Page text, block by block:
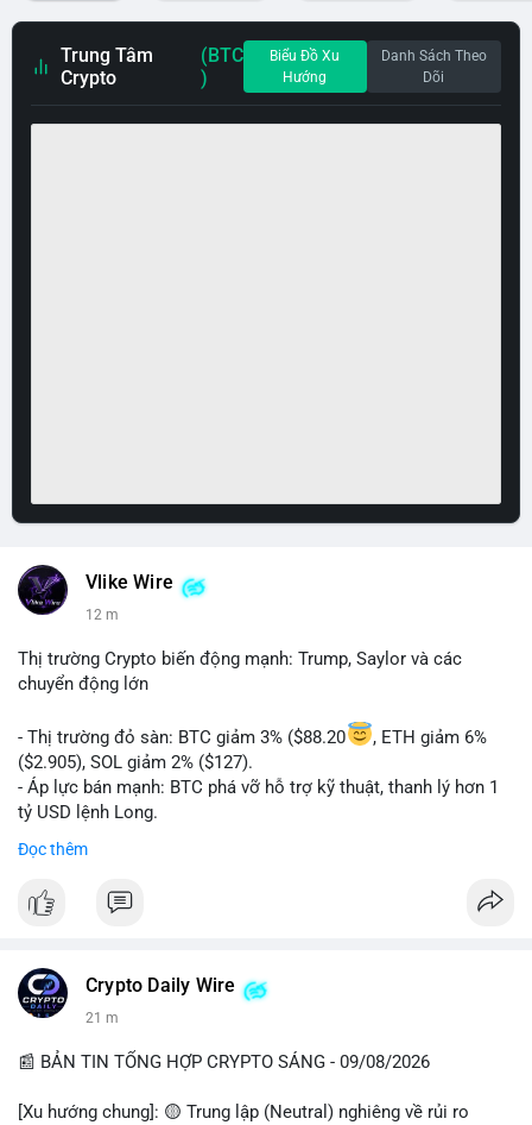
Trung Tâm
Crypto
(BTC
)
Biểu Đồ Xu
Hướng
Danh Sách Theo
Dõi
Vlike Wire
12 m
Thị trường Crypto biến động mạnh: Trump, Saylor và các
chuyển động lớn
- Thị trường đỏ sàn: BTC giảm 3% ($88.20
, ETH giảm 6%
($2.905), SOL giảm 2% ($127).
- Áp lực bán mạnh: BTC phá vỡ hỗ trợ kỹ thuật, thanh lý hơn 1
tỷ USD lệnh Long.
- Tin tức quan trọng: Trump Media dự kiến airdrop token cho
cổ đông vào tháng 2.
- Định chế tài chính: Delaware Life đưa BTC vào sản phẩm bảo
hiểm; Galaxy Digital lập quỹ đầu tư 100 triệu USD.
#binancesquare
$btc $eth $sol $xrp
#vlikevn #titanbot
Đọc thêm
Crypto Daily Wire
21 m
📰 BẢN TIN TỔNG HỢP CRYPTO SÁNG - 09/08/2026
[Xu hướng chung]: 🟡 Trung lập (Neutral) nghiêng về rủi ro